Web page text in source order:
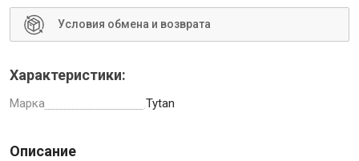
Условия обмена и возврата
Характеристики:
Марка Tytan
Описание
Водоснабжение и водоотведение
Электро-оборудование